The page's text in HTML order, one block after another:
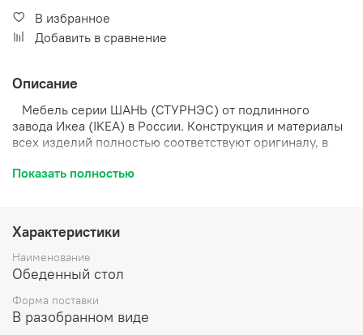
В избранное
Добавить в сравнение
Описание
Мебель серии ШАНЬ (СТУРНЭС) от подлинного
завода Икеа (IKEA) в России. Конструкция и материалы
всех изделий полностью соответствуют оригиналу, в
сегодня на рынке.
функциональности и стиля для вашей кухни или
гостиной.
Преимущества мебели в стиле Икеа:
Аутентичный внешний вид, исходное качество.
Оригинальная фурнитура и лакокрасочное
Показать полностью
Характеристики
Наименование
Обеденный стол
Форма поставки
В разобранном виде